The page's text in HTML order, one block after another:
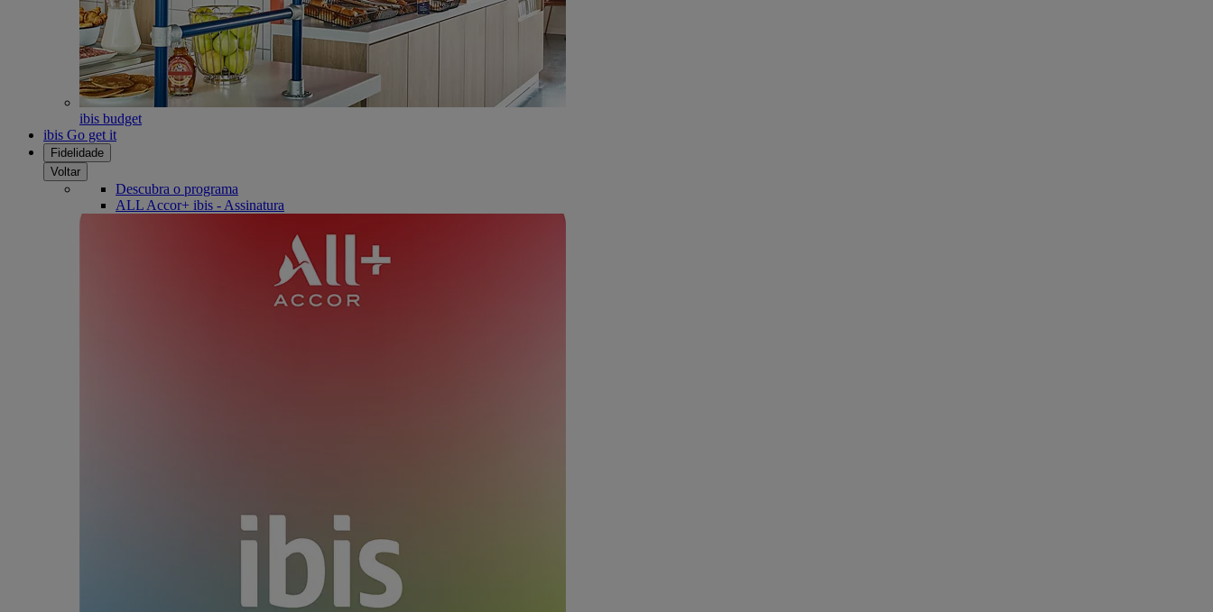
ibis budget
ibis Go get it
Fidelidade
Voltar
Descubra o programa
ALL Accor+ ibis - Assinatura